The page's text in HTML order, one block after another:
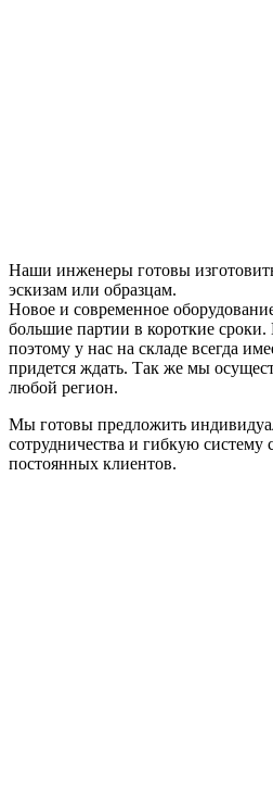
Наши инженеры готовы
эскизам или образцам.
Новое и современное
большие партии в короткие
поэтому у нас на складе всегда
придется ждать. Так же мы
любой регион.
Мы готовы предложить
сотрудничества и гибкую систему
постоянных клиентов.